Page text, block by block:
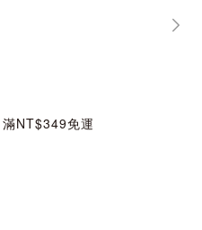
NT$349免運